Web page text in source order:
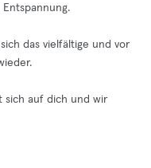
Entspannung.
das vielfältige und vor
sich auf dich und wir